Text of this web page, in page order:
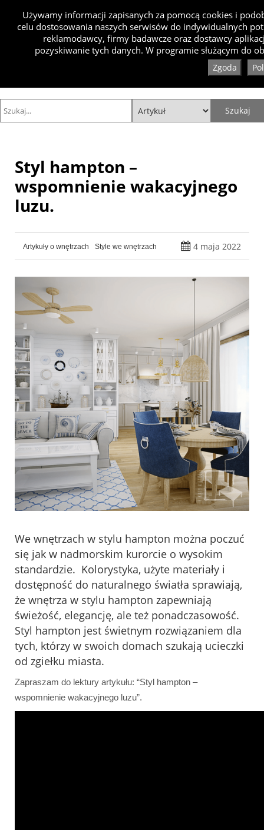
Styl hampton –
wspomnienie wakacyjnego
luzu.
Artykuły o wnętrzach Style we wnętrzach 4 maja 2022
We wnętrzach w stylu hampton można poczuć
się jak w nadmorskim kurorcie o wysokim
standardzie. Kolorystyka, użyte materiały i
dostępność do naturalnego światła sprawiają,
że wnętrza w stylu hampton zapewniają
świeżość, elegancję, ale też ponadczasowość.
Styl hampton jest świetnym rozwiązaniem dla
tych, którzy w swoich domach szukają ucieczki
od zgiełku miasta.
Zapraszam do lektury artykułu: “Styl hampton –
wspomnienie wakacyjnego luzu”.
Używamy informacji zapisanych za pomocą cookies i
celu dostosowania naszych serwisów do indywidualnych
reklamodawcy, firmy badawcze oraz dostawcy
pozyskiwanie tych danych. W programie służącym do
Zgoda